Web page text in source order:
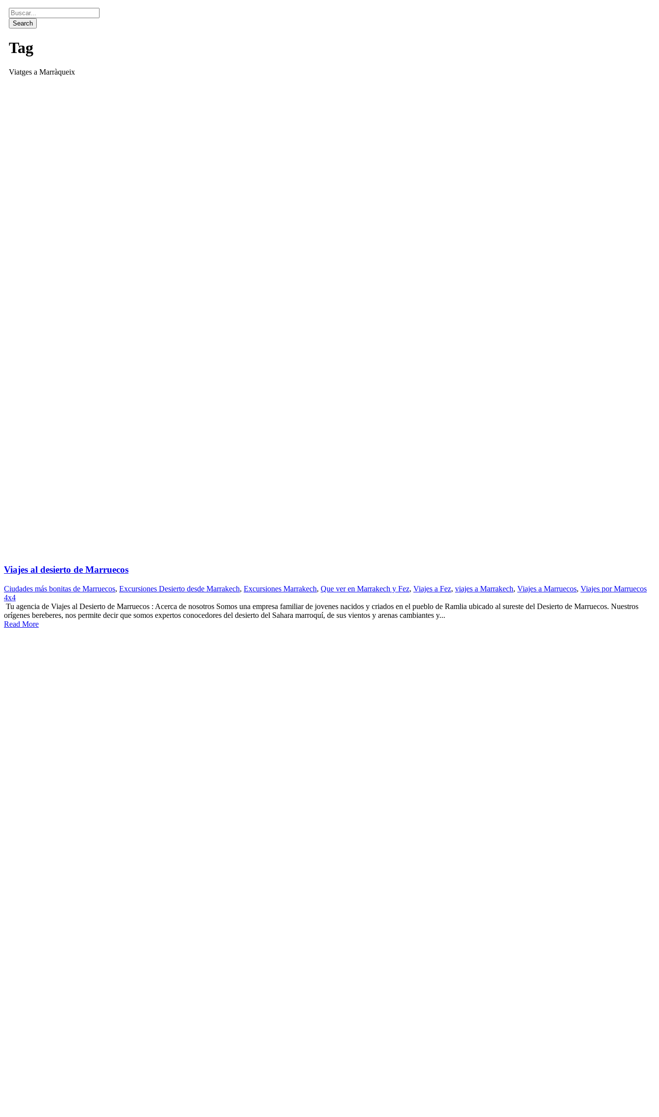
Tag
Viatges a Marràqueix
Viajes al desierto de Marruecos
Ciudades más bonitas de Marruecos, Excursiones Desierto desde Marrakech, Excursiones Marrakech, Que ver en Marrakech y Fez, Viajes a Fez, viajes a Marrakech, Viajes a Marruecos, Viajes por Marruecos
4x4
Tu agencia de Viajes al Desierto de Marruecos : Acerca de nosotros Somos una empresa familiar de jovenes nacidos y criados en el pueblo de Ramlia ubicado al sureste del Desierto de Marruecos. Nuestros
orígenes bereberes, nos permite decir que somos expertos conocedores del desierto del Sahara marroquí, de sus vientos y arenas cambiantes y...
Read More